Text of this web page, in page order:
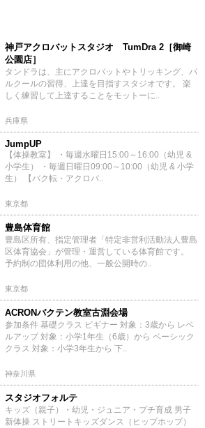
神戸アクロバットスタジオ TumDra 2［御崎
公園店］
タンドラは、主にアクロバットやトリッキング、パ
ルクールの習得、上達を目指すスタジオです。 楽
しく練習して上達することをモットーに..
兵庫県
JumpUP
【体操教室】 ・毎週水曜日15:00～16:00（幼児 &
小学生） ・毎週日曜日09:00～10:00（幼児 & 小学
生） 【バク転・アクロバ..
東京都
豊島体育館
豊島区所有、指定管理者「特定非営利活動法人豊島
区体育協会」が管理・運営している体育館です。
予約制の団体利用の他、一般公開時の..
東京都
ACRONバクテン教室古淵会場
参加条件 基礎クラス ビギナー 対象：3歳から レベ
ルアップ 対象：小学1年生（6歳）から ベーシック
クラス 対象：小学3年生から 下..
神奈川県
スタジオフォルテ
キッズ（親子）・幼児・ジュニア・プチ育成 男子
新体操 ストリートキッズダンス（ヒップホップ）